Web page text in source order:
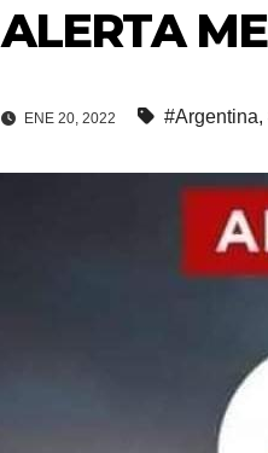
ALERTA
ENE 20, 2022 #Argentina,